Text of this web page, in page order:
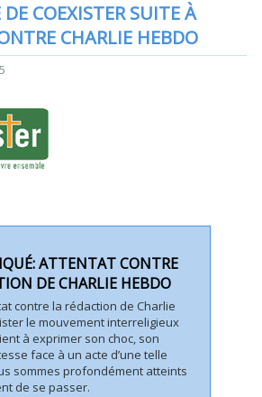
COEXISTER SUITE À
CHARLIE HEBDO
ATTENTAT CONTRE
DE CHARLIE HEBDO
contre la rédaction de Charlie
le mouvement interreligieux
à exprimer son choc, son
face à un acte d’une telle
sommes profondément atteints
de se passer.